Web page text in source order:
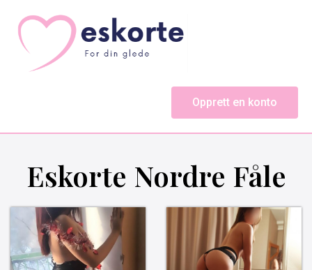
Opprett en konto
Eskorte Nordre Fåle